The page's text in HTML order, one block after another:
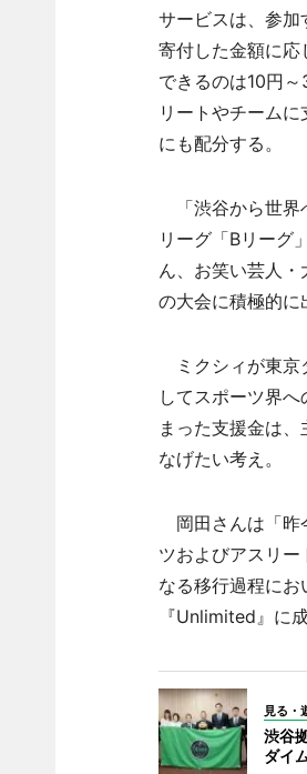
サービスは、参
寄付した金額に応
できるのは10円
リートやチーム
にも配分する。
「渋谷から世界
リーグ「Bリーグ
ん、お笑い芸人
の大会に積極的に
ミクシィが東京
してスポーツ界
まった支援金は
なげたい考え。
岡田さんは「昨
ツおよびアスリ
なる移行過程に
『Unlimited』に
見る・
渋谷
ダイ